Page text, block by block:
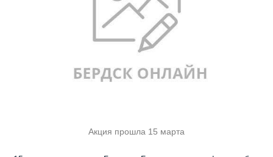
Акция прошла 15 марта